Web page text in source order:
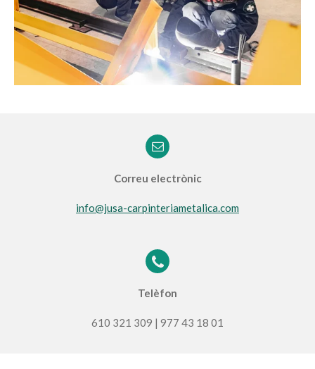
Correu electrònic
info@jusa-carpinteriametalica.com
Telèfon
610 321 309 | 977 43 18 01